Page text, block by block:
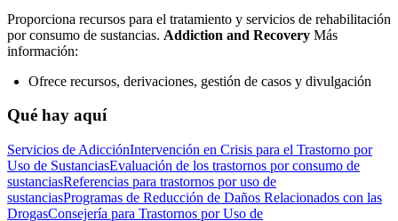
Proporciona recursos para el tratamiento y servicios de rehabilitación
por consumo de sustancias. Addiction and Recovery Más
información:
Ofrece recursos, derivaciones, gestión de casos y divulgación
Qué hay aquí
Servicios de AdicciónIntervención en Crisis para el Trastorno por
Uso de SustanciasEvaluación de los trastornos por consumo de
sustanciasReferencias para trastornos por uso de
sustanciasProgramas de Reducción de Daños Relacionados con las
DrogasConsejería para Trastornos por Uso de